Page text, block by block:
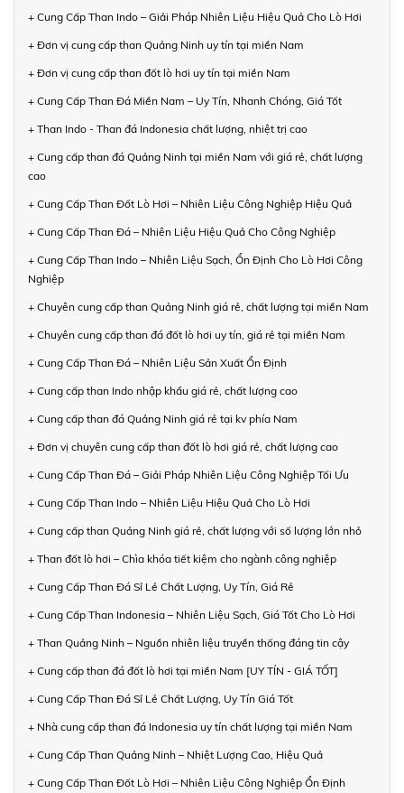
+ Cung Cấp Than Indo – Giải Pháp Nhiên Liệu Hiệu Quả Cho Lò Hơi
+ Đơn vị cung cấp than Quảng Ninh uy tín tại miền Nam
+ Đơn vị cung cấp than đốt lò hơi uy tín tại miền Nam
+ Cung Cấp Than Đá Miền Nam – Uy Tín, Nhanh Chóng, Giá Tốt
+ Than Indo - Than đá Indonesia chất lượng, nhiệt trị cao
+ Cung cấp than đá Quảng Ninh tại miền Nam với giá rẻ, chất lượng
cao
+ Cung Cấp Than Đốt Lò Hơi – Nhiên Liệu Công Nghiệp Hiệu Quả
+ Cung Cấp Than Đá – Nhiên Liệu Hiệu Quả Cho Công Nghiệp
+ Cung Cấp Than Indo – Nhiên Liệu Sạch, Ổn Định Cho Lò Hơi Công
Nghiệp
+ Chuyên cung cấp than Quảng Ninh giá rẻ, chất lượng tại miền Nam
+ Chuyên cung cấp than đá đốt lò hơi uy tín, giá rẻ tại miền Nam
+ Cung Cấp Than Đá – Nhiên Liệu Sản Xuất Ổn Định
+ Cung cấp than Indo nhập khẩu giá rẻ, chất lượng cao
+ Cung cấp than đá Quảng Ninh giá rẻ tại kv phía Nam
+ Đơn vị chuyên cung cấp than đốt lò hơi giá rẻ, chất lượng cao
+ Cung Cấp Than Đá – Giải Pháp Nhiên Liệu Công Nghiệp Tối Ưu
+ Cung Cấp Than Indo – Nhiên Liệu Hiệu Quả Cho Lò Hơi
+ Cung cấp than Quảng Ninh giá rẻ, chất lượng với số lượng lớn nhỏ
+ Than đốt lò hơi – Chìa khóa tiết kiệm cho ngành công nghiệp
+ Cung Cấp Than Đá Sỉ Lẻ Chất Lượng, Uy Tín, Giá Rẻ
+ Cung Cấp Than Indonesia – Nhiên Liệu Sạch, Giá Tốt Cho Lò Hơi
+ Than Quảng Ninh – Nguồn nhiên liệu truyền thống đáng tin cậy
+ Cung cấp than đá đốt lò hơi tại miền Nam [UY TÍN - GIÁ TỐT]
+ Cung Cấp Than Đá Sỉ Lẻ Chất Lượng, Uy Tín Giá Tốt
+ Nhà cung cấp than đá Indonesia uy tín chất lượng tại miền Nam
+ Cung Cấp Than Quảng Ninh – Nhiệt Lượng Cao, Hiệu Quả
+ Cung Cấp Than Đốt Lò Hơi – Nhiên Liệu Công Nghiệp Ổn Định